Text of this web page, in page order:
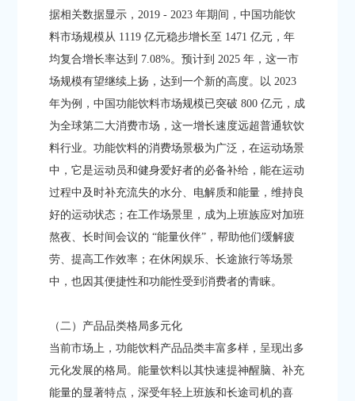
据相关数据显示，2019 - 2023 年期间，中国功能饮
料市场规模从 1119 亿元稳步增长至 1471 亿元，年
均复合增长率达到 7.08%。预计到 2025 年，这一市
场规模有望继续上扬，达到一个新的高度。以 2023
年为例，中国功能饮料市场规模已突破 800 亿元，成
为全球第二大消费市场，这一增长速度远超普通软饮
料行业。功能饮料的消费场景极为广泛，在运动场景
中，它是运动员和健身爱好者的必备补给，能在运动
过程中及时补充流失的水分、电解质和能量，维持良
好的运动状态；在工作场景里，成为上班族应对加班
熬夜、长时间会议的 “能量伙伴”，帮助他们缓解疲
劳、提高工作效率；在休闲娱乐、长途旅行等场景
中，也因其便捷性和功能性受到消费者的青睐。​
（二）产品品类格局多元化​
当前市场上，功能饮料产品品类丰富多样，呈现出多
元化发展的格局。能量饮料以其快速提神醒脑、补充
能量的显著特点，深受年轻上班族和长途司机的喜